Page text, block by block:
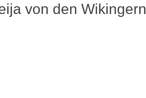
von den Wikingern